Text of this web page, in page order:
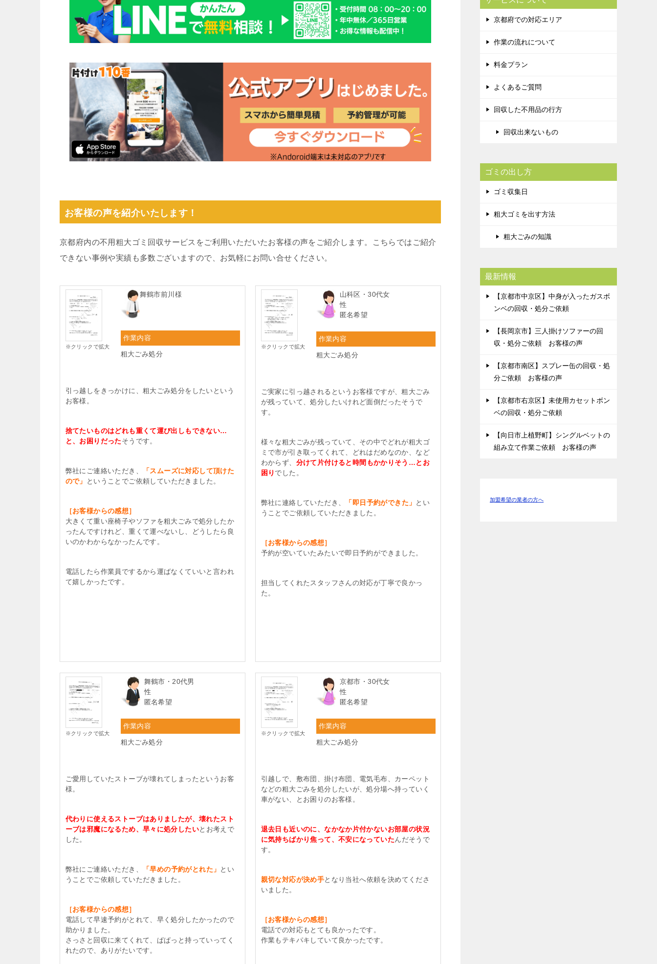
お客様の声を紹介いたします！
京都府内の不用粗大ゴミ回収サービスをご利用いただいたお客様の声をご紹介します。こちらではご紹介
できない事例や実績も多数ございますので、お気軽にお問い合せください。
※クリックで拡大
舞鶴市前川様
作業内容
粗大ごみ処分
引っ越しをきっかけに、粗大ごみ処分をしたいという
お客様。
捨てたいものはどれも重くて運び出しもできない…
と、お困りだったそうです。
弊社にご連絡いただき、
「スムーズに対応して頂けた
ので」
ということでご依頼していただきました。
［お客様からの感想］
大きくて重い座椅子やソファを粗大ごみで処分したか
ったんですけれど、重くて運べないし、どうしたら良
いのかわからなかったんです。
電話したら作業員でするから運ばなくていいと言われ
て嬉しかったです。
※クリックで拡大
山科区・30代女
性
匿名希望
作業内容
粗大ごみ処分
ご実家に引っ越されるというお客様ですが、粗大ごみ
が残っていて、処分したいけれど面倒だったそうで
す。
様々な粗大ごみが残っていて、その中でどれが粗大ゴ
ミで市が引き取ってくれて、どれはだめなのか、など
わからず、 分けて片付けると時間もかかりそう…とお
困り でした。
弊社に連絡していただき、 「即日予約ができた」 とい
うことでご依頼していただきました。
［お客様からの感想］
予約が空いていたみたいで即日予約ができました。
担当してくれたスタッフさんの対応が丁寧で良かっ
た。
※クリックで拡大
舞鶴市・20代男
性
匿名希望
作業内容
粗大ごみ処分
ご愛用していたストーブが壊れてしまったというお客
様。
代わりに使えるストーブはありましたが、壊れたスト
ーブは邪魔になるため、早々に処分したいとお考えで
した。
弊社にご連絡いただき、 「早めの予約がとれた」 とい
うことでご依頼していただきました。
［お客様からの感想］
電話して早速予約がとれて、早く処分したかったので
助かりました。
さっさと回収に来てくれて、ぱぱっと持っていってく
れたので、ありがたいです。
※クリックで拡大
京都市・30代女
性
匿名希望
作業内容
粗大ごみ処分
引越しで、敷布団、掛け布団、電気毛布、カーペット
などの粗大ごみを処分したいが、処分場へ持っていく
車がない、とお困りのお客様。
退去日も近いのに、なかなか片付かないお部屋の状況
に気持ちばかり焦って、不安になっていたんだそうで
す。
親切な対応が決め手となり当社へ依頼を決めてくださ
いました。
［お客様からの感想］
電話での対応もとても良かったです。
作業もテキパキしていて良かったです。
京都府での対応エリア
作業の流れについて
料金プラン
よくあるご質問
回収した不用品の行方
回収出来ないもの
ゴミの出し方
ゴミ収集日
粗大ゴミを出す方法
粗大ごみの知識
最新情報
【京都市中京区】中身が入ったガスボ
ンベの回収・処分ご依頼
【長岡京市】三人掛けソファーの回
収・処分ご依頼 お客様の声
【京都市南区】スプレー缶の回収・処
分ご依頼 お客様の声
【京都市右京区】未使用カセットボン
ベの回収・処分ご依頼
【向日市上植野町】シングルベットの
組み立て作業ご依頼 お客様の声
加盟希望の業者の方へ